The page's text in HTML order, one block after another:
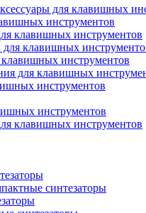
для клавишных
инструментов
клавишных инструментов
для клавишных
инструментов
для клавишных
инструментов
инструментов
клавишных инструментов
синтезаторы